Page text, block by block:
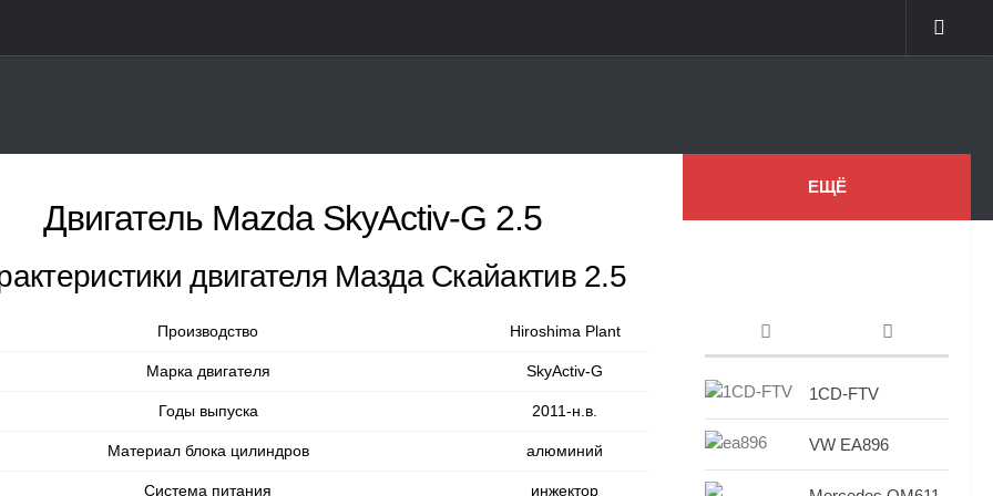
Двигатель Mazda SkyActiv-G 2.5
двигателя Мазда Скайактив 2.5
Производство Hiroshima Plant
Марка двигателя SkyActiv-G
Годы выпуска 2011-н.в.
Материал блока цилиндров алюминий
Система питания инжектор
ЕЩЁ
1CD-FTV
VW EA896